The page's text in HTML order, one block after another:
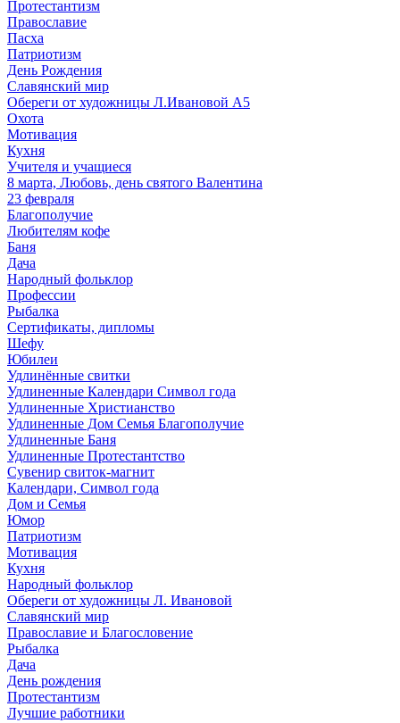
Протестантизм
Православие
Пасха
Патриотизм
День Рождения
Славянский мир
Обереги от художницы Л.Ивановой А5
Охота
Мотивация
Кухня
Учителя и учащиеся
8 марта, Любовь, день святого Валентина
23 февраля
Благополучие
Любителям кофе
Баня
Дача
Народный фольклор
Профессии
Рыбалка
Сертификаты, дипломы
Шефу
Юбилеи
Удлинённые свитки
Удлиненные Календари Символ года
Удлиненные Христианство
Удлиненные Дом Семья Благополучие
Удлиненные Баня
Удлиненные Протестантство
Сувенир свиток-магнит
Календари, Символ года
Дом и Семья
Юмор
Патриотизм
Мотивация
Кухня
Народный фольклор
Обереги от художницы Л. Ивановой
Славянский мир
Православие и Благословение
Рыбалка
Дача
День рождения
Протестантизм
Лучшие работники